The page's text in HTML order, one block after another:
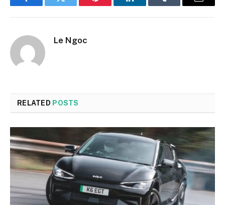
FacebookTwitter Pinterest LinkedInTumblr Email
Le Ngoc
RELATED POSTS